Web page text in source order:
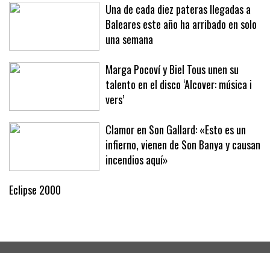
Una de cada diez pateras llegadas a
Baleares este año ha arribado en solo
una semana
Marga Pocoví y Biel Tous unen su
talento en el disco ‘Alcover: música i
vers’
Clamor en Son Gallard: «Esto es un
infierno, vienen de Son Banya y causan
incendios aquí»
Eclipse 2000